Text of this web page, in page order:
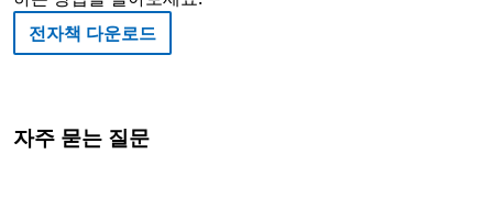
전자책 다운로드
자주 묻는 질문